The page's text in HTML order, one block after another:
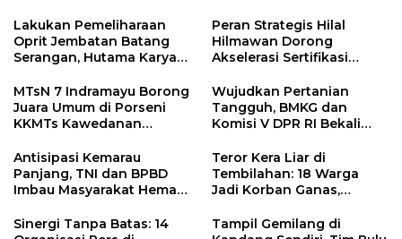
Ngamuk Kepung Polresta
Pekanbaru!
Lakukan Pemeliharaan
Oprit Jembatan Batang
Serangan, Hutama Karya
55 Tol Binjai–Langsa
Peran Strategis Hilal
Hilmawan Dorong
Akselerasi Sertifikasi
Entaskan Kemiskinan di
Indramayu
MTsN 7 Indramayu Borong
Juara Umum di Porseni
KKMTs Kawedanan
Wujudkan Pertanian
Tangguh, BMKG dan
Komisi V DPR RI Bekali
Sekolah Lapang Iklim
Antisipasi Kemarau
Panjang, TNI dan BPBD
Imbau Masyarakat Hemat
Kebakaran
Teror Kera Liar di
Tembilahan: 18 Warga
Jadi Korban Ganas,
12 Jahitan!
Sinergi Tanpa Batas: 14
Tampil Gemilang di